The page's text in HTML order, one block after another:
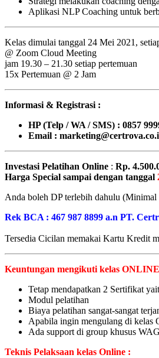
Aplikasi NLP Coaching untuk
Kelas dimulai tanggal 24 Mei 2021,
@ Zoom Cloud Meeting
jam 19.30 – 21.30 setiap pertemuan
15x Pertemuan @ 2 Jam
Informasi & Registrasi :
HP (Telp / WA / SMS) : 0857
Email :
Investasi Pelatihan Online : Rp.
Harga Special sampai dengan tanggal
Anda boleh DP terlebih dahulu (Minimal
Rek BCA : 467 987 8899 a.n PT.
Tersedia Cicilan memakai Kartu Kredit
Keuntungan mengikuti kelas
Tetap mendapatkan 2 Sertifikat
Modul pelatihan
Biaya pelatihan sangat-sangat
Apabila ingin mengulang di kelas
Ada support di group khusus
Teknis Pelaksaan kelas Online :